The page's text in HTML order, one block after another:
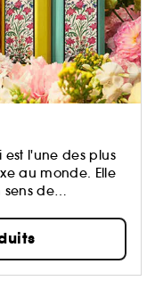
est l'une des plus
au monde. Elle
sens de
italien. Gucci
mondial dans
accessoires, qui
marques du